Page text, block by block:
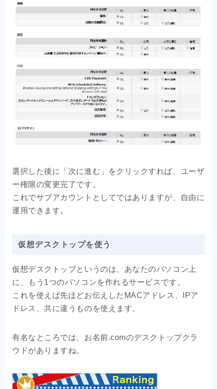
選択した後に「次に進む」をクリックすれば、ユーザ
ー権限の変更完了です。
これでサブアカウントとしてではありますが、自由に
運用できます。
仮想デスクトップを使う
仮想デスクトップというのは、あなたのパソコン上
に、もう1つのパソコンを作れるサービスです。
これを使えば先ほどお伝えしたMACアドレス、IPア
ドレス、共に違うものを使えます。
有名なところでは、お名前.comのデスクトップクラ
ウドがありますね。